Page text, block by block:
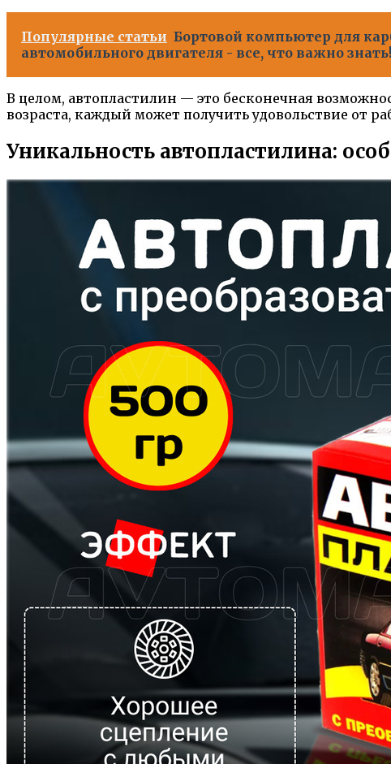
Популярные статьи Бортовой компьютер для
автомобильного двигателя - все, что важно знать!
В целом, автопластилин — это бесконечная
возраста, каждый может получить удовольствие
Уникальность автопластилина: